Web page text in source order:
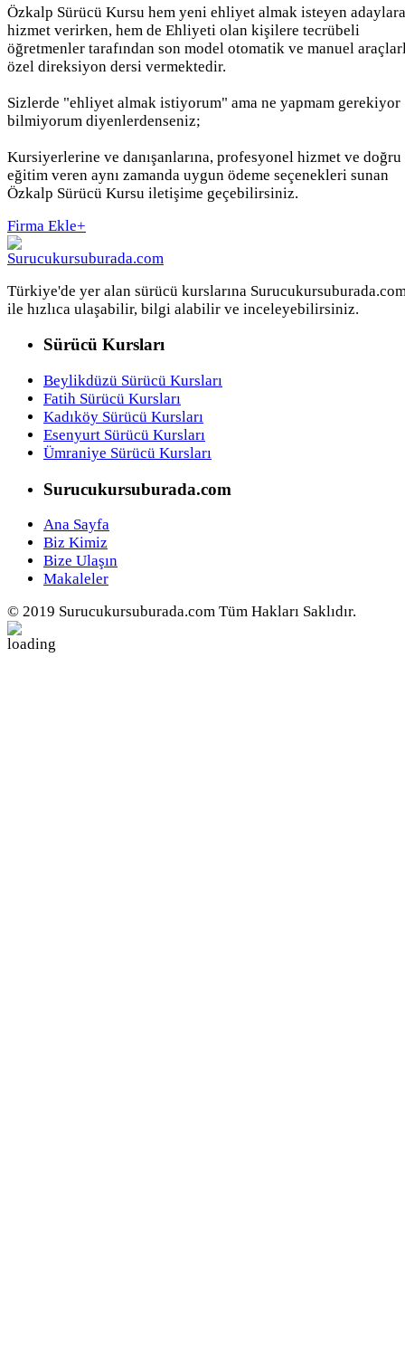
Özkalp Sürücü Kursu hem yeni ehliyet almak isteyen adaylara
hizmet verirken, hem de Ehliyeti olan kişilere tecrübeli
öğretmenler tarafından son model otomatik ve manuel
özel direksiyon dersi vermektedir.
Sizlerde "ehliyet almak istiyorum" ama ne yapmam gerekiyor
bilmiyorum diyenlerdenseniz;
Kursiyerlerine ve danışanlarına, profesyonel hizmet ve doğru
eğitim veren aynı zamanda uygun ödeme seçenekleri sunan
Özkalp Sürücü Kursu iletişime geçebilirsiniz.
Firma Ekle+
Türkiye'de yer alan sürücü kurslarına
ile hızlıca ulaşabilir, bilgi alabilir ve inceleyebilirsiniz.
Sürücü Kursları
Beylikdüzü Sürücü Kursları
Fatih Sürücü Kursları
Kadıköy Sürücü Kursları
Esenyurt Sürücü Kursları
Ümraniye Sürücü Kursları
Surucukursuburada.com
Ana Sayfa
Biz Kimiz
Bize Ulaşın
Makaleler
© 2019 Surucukursuburada.com Tüm Hakları Saklıdır.